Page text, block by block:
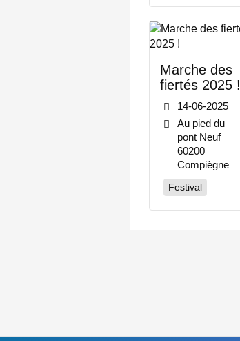
Marche des
fiertés 2025 !
14-06-2025
Au pied du
pont Neuf
60200
Compiègne
Festival